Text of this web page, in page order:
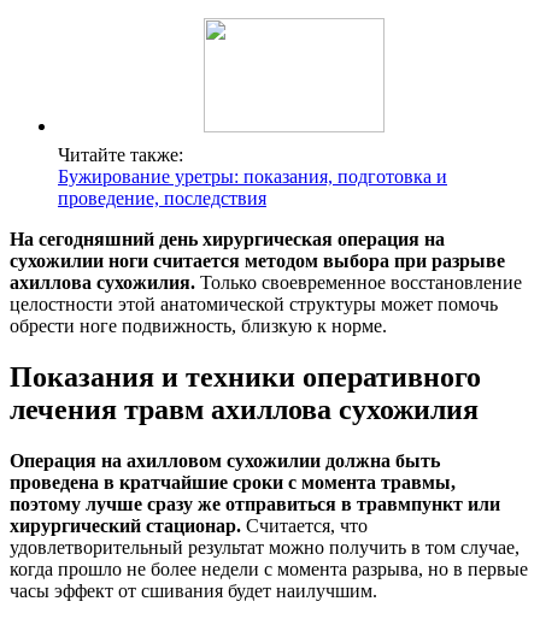
Читайте также:
Бужирование уретры: показания, подготовка и
проведение, последствия
На сегодняшний день хирургическая операция на
сухожилии ноги считается методом выбора при разрыве
ахиллова сухожилия. Только своевременное восстановление
целостности этой анатомической структуры может помочь
обрести ноге подвижность, близкую к норме.
Показания и техники оперативного
лечения травм ахиллова сухожилия
Операция на ахилловом сухожилии должна быть
проведена в кратчайшие сроки с момента травмы,
поэтому лучше сразу же отправиться в травмпункт или
хирургический стационар. Считается, что
удовлетворительный результат можно получить в том случае,
когда прошло не более недели с момента разрыва, но в первые
часы эффект от сшивания будет наилучшим.